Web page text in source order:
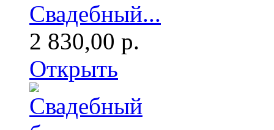
Свадебный...
2 830,00 р.
Открыть